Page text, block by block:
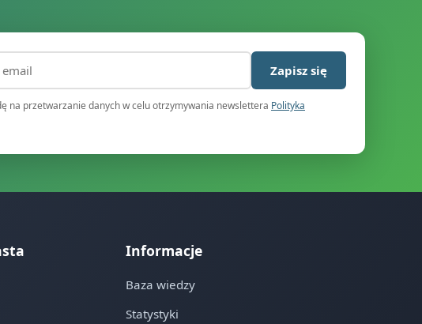
Zapisz się
na przetwarzanie danych w celu otrzymywania newslettera Polityka
Informacje
Baza wiedzy
Statystyki